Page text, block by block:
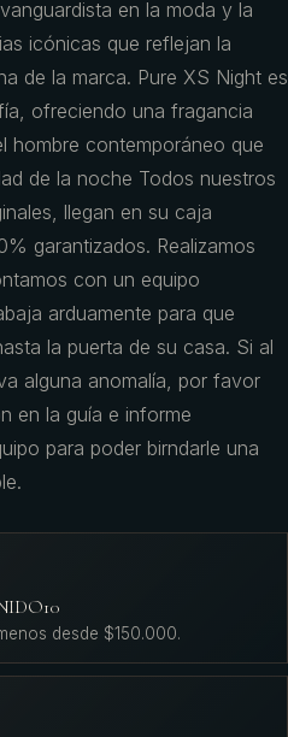
en la moda y la
icónicas que reflejan la
de la marca. Pure XS Night es
ofreciendo una fragancia
hombre contemporáneo que
de la noche Todos nuestros
llegan en su caja
garantizados. Realizamos
con un equipo
arduamente para que
la puerta de su casa. Si al
alguna anomalía, por favor
en la guía e informe
para poder birndarle una
desde $150.000.